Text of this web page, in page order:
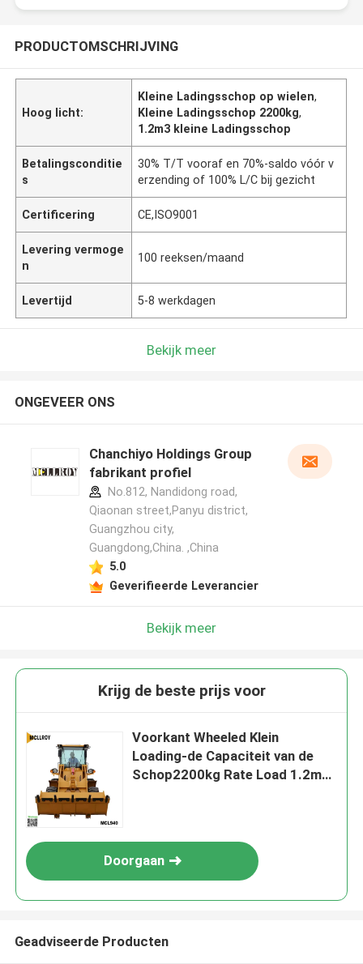
PRODUCTOMSCHRIJVING
Hoog licht:
Kleine Ladingsschop op wielen,
Kleine Ladingsschop 2200kg,
1.2m3 kleine Ladingsschop
Betalingsconditie
s
30% T/T vooraf en 70%-saldo vóór v
erzending of 100% L/C bij gezicht
Certificering CE,ISO9001
Levering vermoge
n
100 reeksen/maand
Levertijd 5-8 werkdagen
Bekijk meer
ONGEVEER ONS
Chanchiyo Holdings Group
fabrikant profiel
No.812, Nandidong road,
Qiaonan street,Panyu district,
Guangzhou city,
Guangdong,China. ,China
5.0
Geverifieerde Leverancier
Bekijk meer
Krijg de beste prijs voor
Voorkant Wheeled Klein
Loading-de Capaciteit van de
Schop2200kg Rate Load 1.2m3
Doorgaan
Geadviseerde Producten